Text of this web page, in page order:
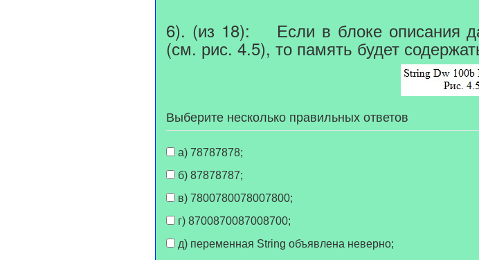
6). (из 18): Если в блоке описания
(см. рис. 4.5), то память будет
Выберите несколько правильных ответов
а) 78787878;
б) 87878787;
в) 7800780078007800;
г) 8700870087008700;
д) переменная String объявлена неверно;